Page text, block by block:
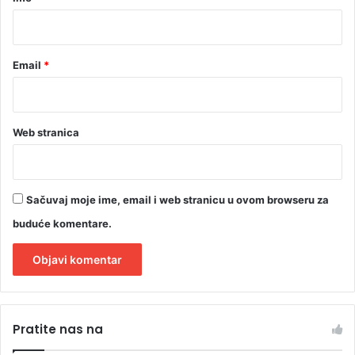
d
e
I
D
E
)
Email *
Web stranica
Sačuvaj moje ime, email i web stranicu u ovom browseru za
buduće komentare.
tPratite nas na